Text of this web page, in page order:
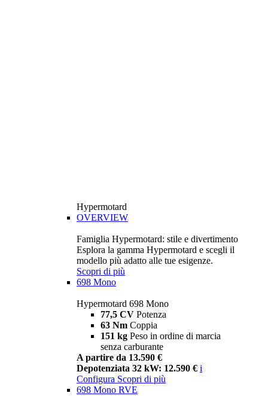
Hypermotard
OVERVIEW
Famiglia Hypermotard: stile e divertimento
Esplora la gamma Hypermotard e scegli il
modello più adatto alle tue esigenze.
Scopri di più
698 Mono
Hypermotard 698 Mono
77,5 CV Potenza
63 Nm Coppia
151 kg Peso in ordine di marcia
senza carburante
A partire da 13.590 €
Depotenziata 32 kW: 12.590 € i
Configura Scopri di più
698 Mono RVE